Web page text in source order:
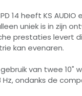
14 heeft KS
uniek is in zijn
prestaties levert
kan evenaren.
van twee
ondanks de